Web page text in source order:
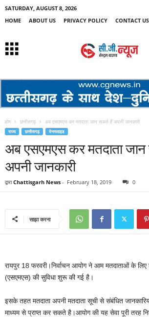
SATURDAY, AUGUST 8, 2026
HOME
ABOUT US PRIVACY POLICY CONTACT US
होम छत्तीसगढ़ अब एसएमएस कर मतदाता जान सकते हैं अपनी जानकारी
राज्य छत्तीसगढ़ मेनस्लाइड
अब एसएमएस कर मतदाता
अपनी जानकारी
द्वारा Chattisgarh News - February 18, 2019 0
साझा करना
रायपुर 18 फरवरी।निर्वाचन आयोग ने आम मतदाताओं के लिए
(एसएमएस) की सुविधा शुरू की गई है।
इसके तहत मतदाता अपनी मतदाता सूची से संबंधित
माध्यम से प्राप्त कर सकते है।आयोग की यह सेवा पूरी तरह